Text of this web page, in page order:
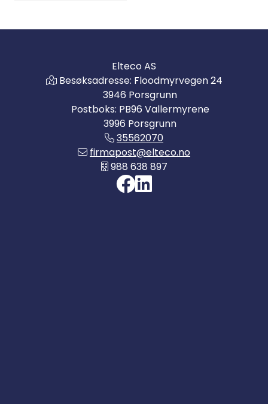
Elteco AS
Besøksadresse: Floodmyrvegen 24
3946 Porsgrunn
Postboks: PB96 Vallermyrene
3996 Porsgrunn
35562070
firmapost@elteco.no
988 638 897